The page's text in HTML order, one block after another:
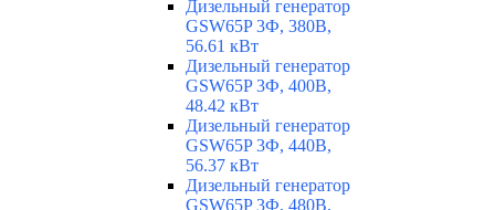
Дизельный генератор
GSW65P 3Ф, 380В,
56.61 кВт
Дизельный генератор
GSW65P 3Ф, 400В,
48.42 кВт
Дизельный генератор
GSW65P 3Ф, 440В,
56.37 кВт
Дизельный генератор
GSW65P 3Ф, 480В,